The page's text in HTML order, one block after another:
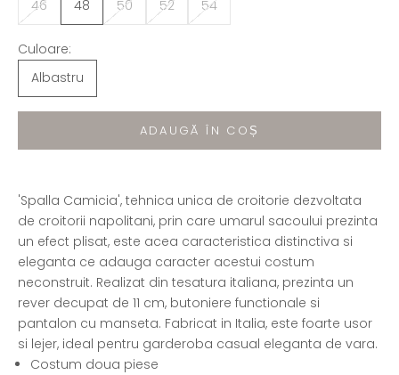
46
48 50 52 54
Culoare:
Albastru
ADAUGĂ ÎN COȘ
'Spalla Camicia', tehnica unica de croitorie dezvoltata
de croitorii napolitani, prin care umarul sacoului prezinta
un efect plisat, este acea caracteristica distinctiva si
eleganta ce adauga caracter acestui costum
neconstruit. Realizat din tesatura italiana, prezinta un
rever decupat de 11 cm, butoniere functionale si
pantalon cu manseta. Fabricat in Italia, este foarte usor
si lejer, ideal pentru garderoba casual eleganta de vara.
Costum doua piese